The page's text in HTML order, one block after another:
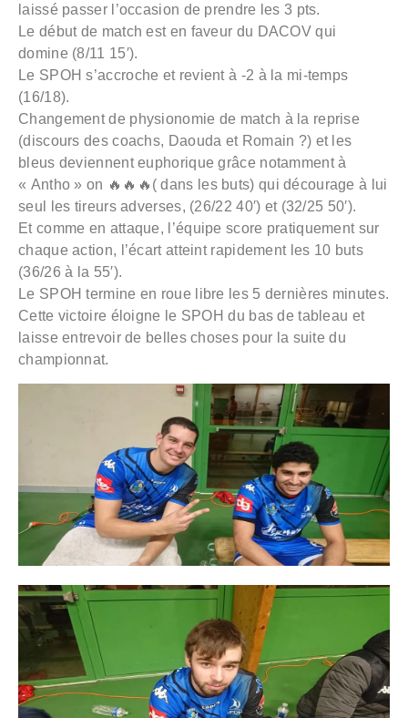
laissé passer l’occasion de prendre les 3 pts.
Le début de match est en faveur du DACOV qui
domine (8/11 15′).
Le SPOH s’accroche et revient à -2 à la mi-temps
(16/18).
Changement de physionomie de match à la reprise
(discours des coachs, Daouda et Romain ?) et les
bleus deviennent euphorique grâce notamment à
« Antho » on 🔥🔥🔥( dans les buts) qui décourage à lui
seul les tireurs adverses, (26/22 40′) et (32/25 50′).
Et comme en attaque, l’équipe score pratiquement sur
chaque action, l’écart atteint rapidement les 10 buts
(36/26 à la 55′).
Le SPOH termine en roue libre les 5 dernières minutes.
Cette victoire éloigne le SPOH du bas de tableau et
laisse entrevoir de belles choses pour la suite du
championnat.